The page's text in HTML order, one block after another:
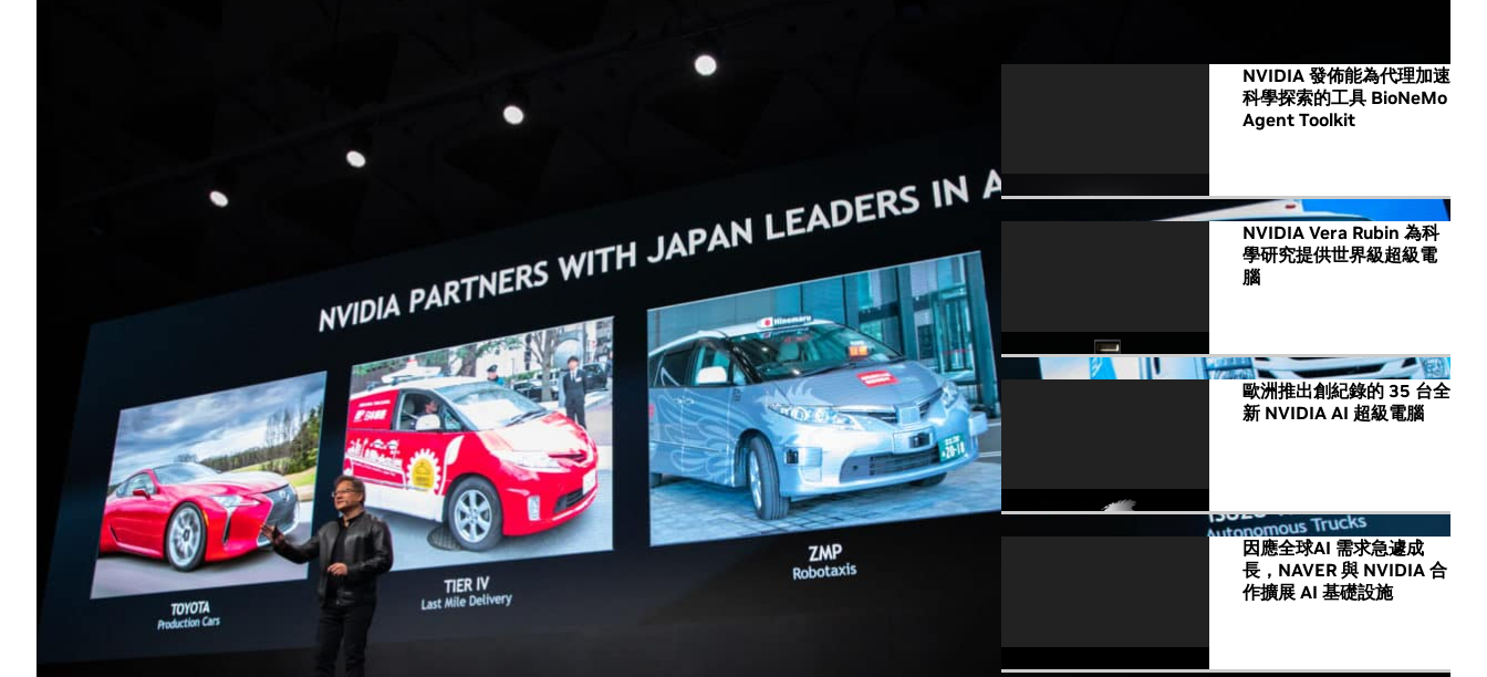
日本這個擁有部分全球最頂尖汽車製造商、供應商和汽車研究機構的國家，在發展自動駕駛技術方面亦
NVIDIA DRIVE 平台
Toyota 汽車在2017年於矽谷舉辦的 GPU 技術大會上
將採用 NVIDIA DRIVE AGX Xavier，當成未來車輛的人工智慧行車大腦。
在提升日本行車安全與降低塞車情況方面，自動駕駛卡車也將扮演重要角色。日本大型卡車製造商之一
NVIDIA DRIVE AGX來開發自動駕駛卡車，先讓車輛擁有360度環繞車況感知、
車道偏離警示和主動車距控制巡航等功能，接著打造智慧隊列行駛，最終開發出高度自動化和完全自動
共同推動世界向前發展
在這項革命性技術的龐大生態系統中，製造商只是致力於推動發展的一個關鍵部分。NVIDIA DRIVE 商業
生態系統包括引領業界的軟體新創公司、自動駕駛計程車公司、地圖製作公司，還有日本的老牌感應器
供應商。
自動駕駛將對運送和出行服務產生重大影響，進而創造出費用更低廉、效率更提升的系統。
新創公司 Tier IV 使用 DRIVE AGX 運算平台來開發都會無人駕駛車輛使用的軟體系統，且已經跟包括日
本郵便事業株式會社在內的多個業者，合作進行自動駕駛試行計畫，測試距離已超過六千英里。隨著
Tier IV 的
NVIDIA 發佈能為代理加速
科學探索的工具 BioNeMo
Agent Toolkit
NVIDIA Vera Rubin 為科
學研究提供世界級超級電
腦
歐洲推出創紀錄的 35 台全
新 NVIDIA AI 超級電腦
因應全球AI 需求急遽成
長，NAVER 與 NVIDIA 合
作擴展 AI 基礎設施